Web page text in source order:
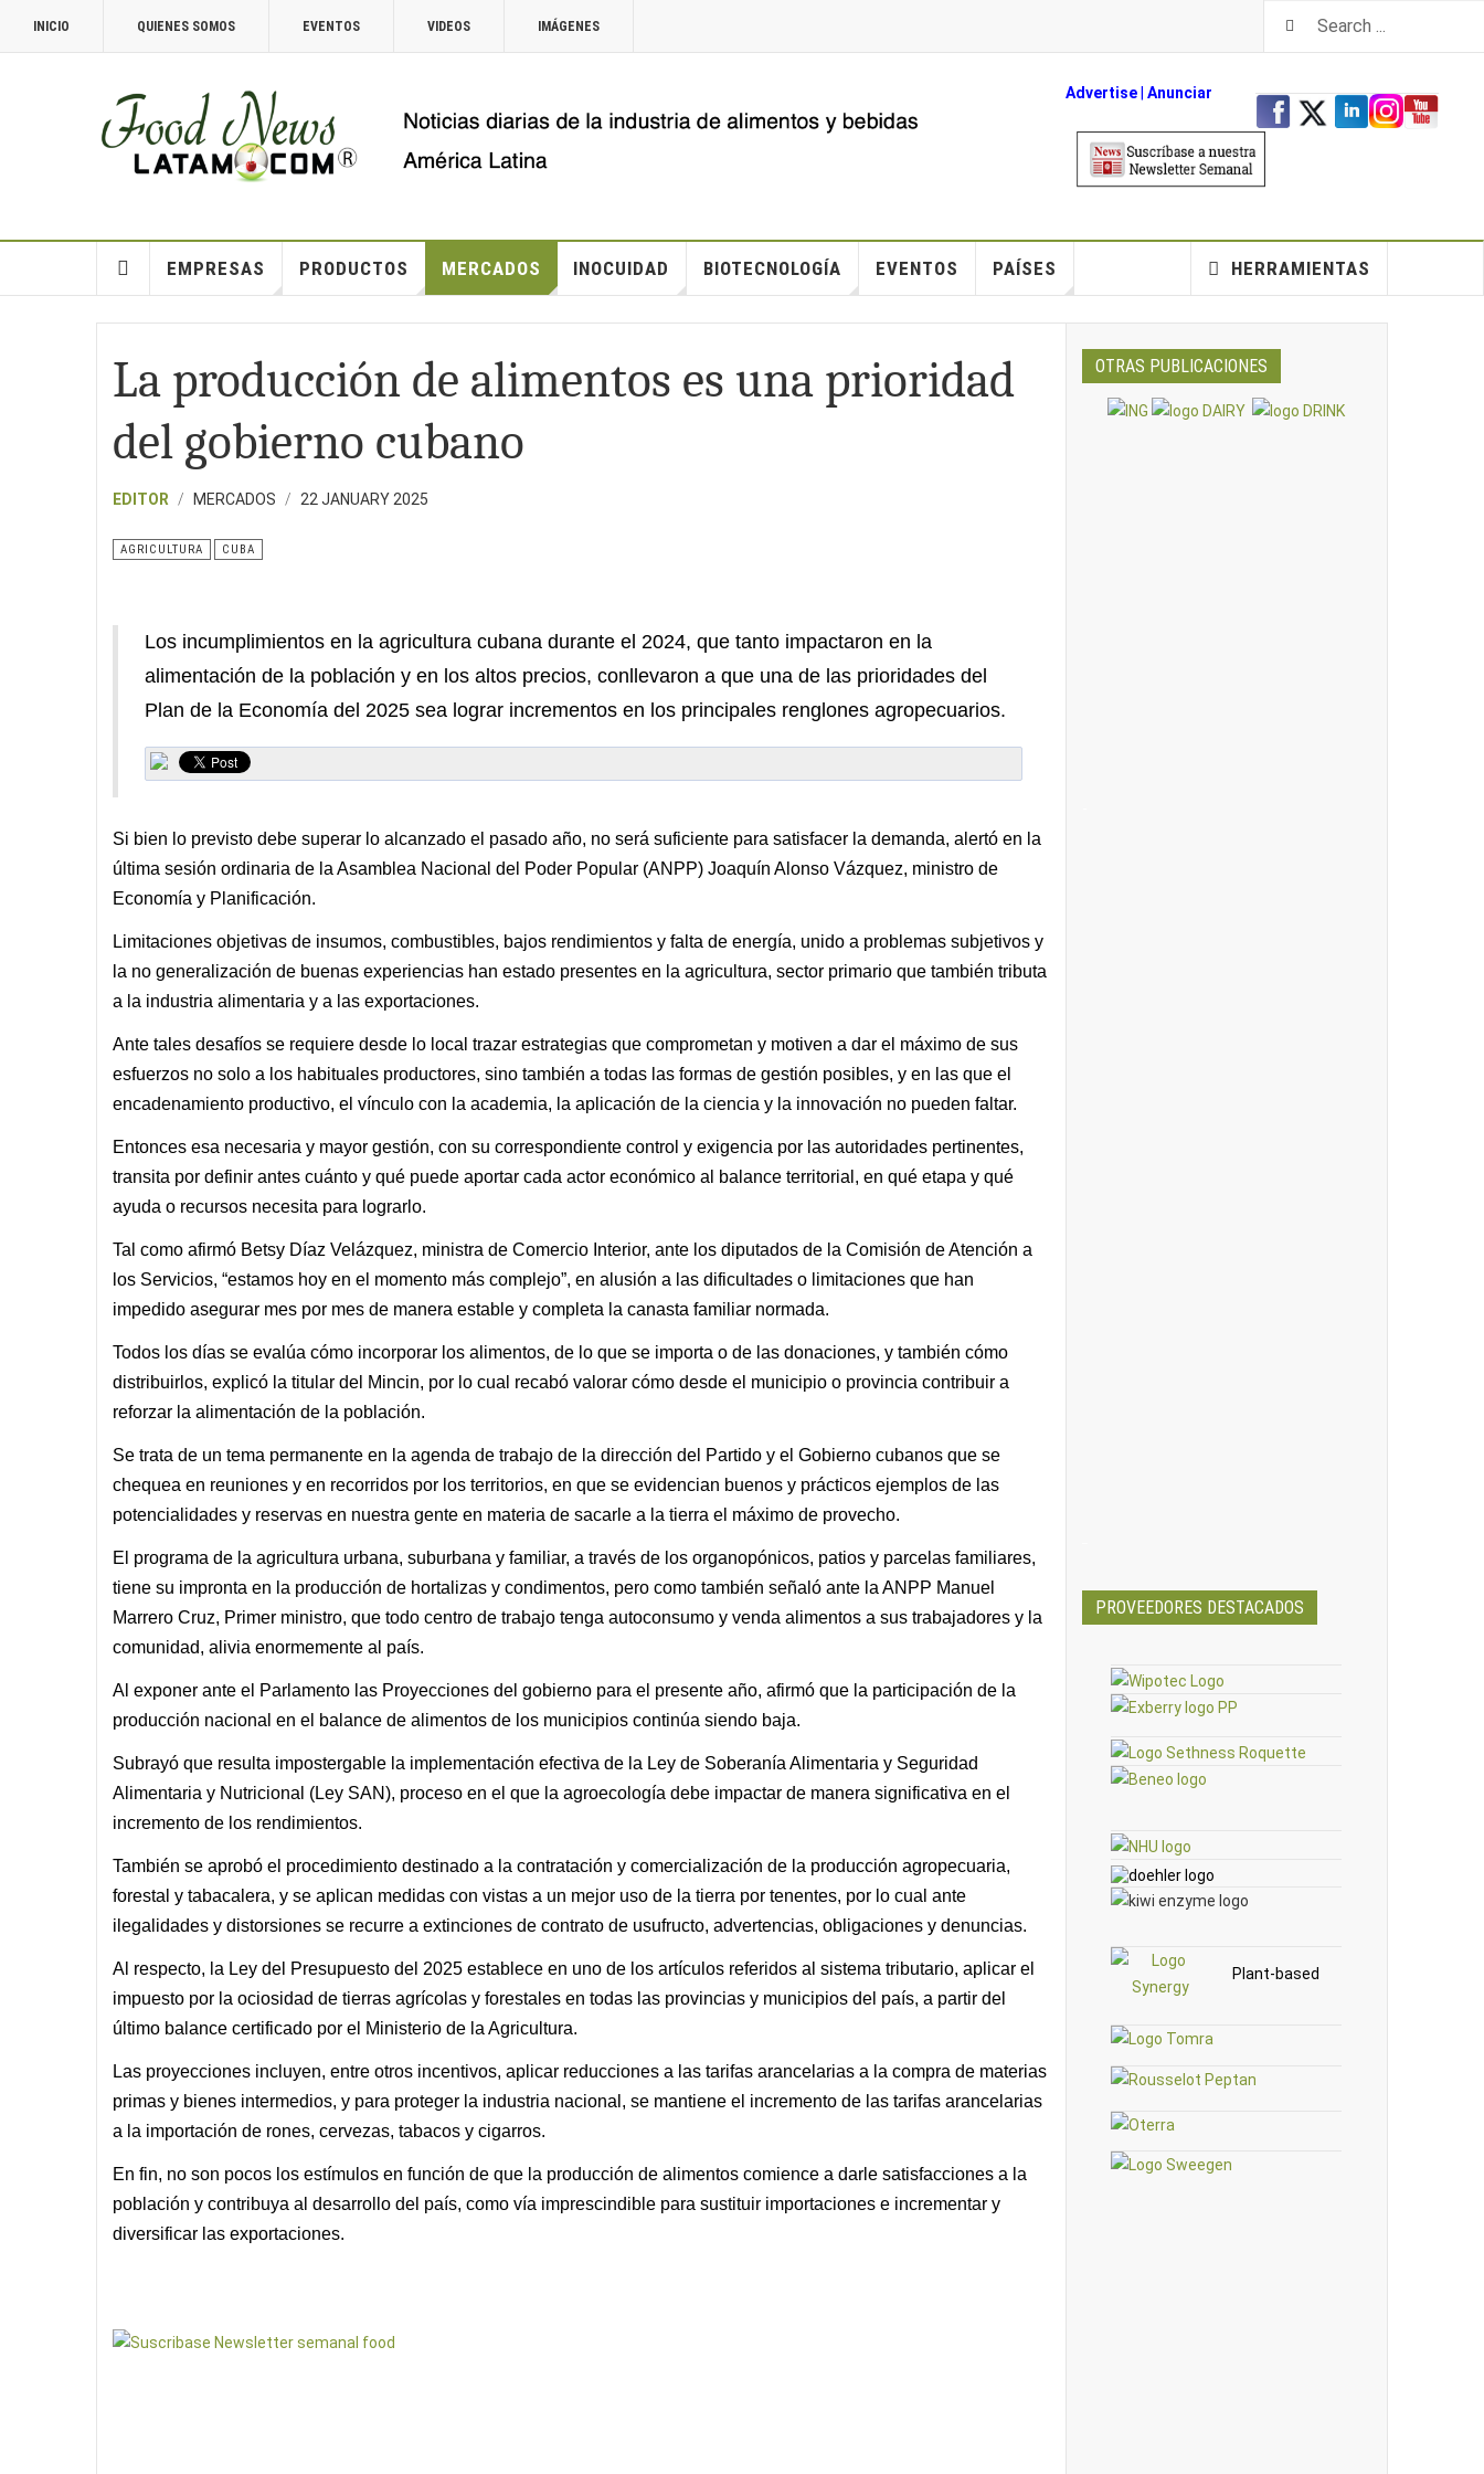
INICIO QUIENES SOMOS EVENTOS VIDEOS IMÁGENES
Advertise| Anunciar
EMPRESAS PRODUCTOS MERCADOS INOCUIDAD BIOTECNOLOGÍA EVENTOS PAÍSES HERRAMIENTAS
La producción de alimentos es una prioridad
del gobierno cubano
EDITOR MERCADOS 22 JANUARY 2025
AGRICULTURA CUBA
Los incumplimientos en la agricultura cubana durante el 2024, que tanto impactaron en la
alimentación de la población y en los altos precios, conllevaron a que una de las prioridades del
Plan de la Economía del 2025 sea lograr incrementos en los principales renglones agropecuarios.
Si bien lo previsto debe superar lo alcanzado el pasado año, no será suficiente para satisfacer la demanda, alertó en la
última sesión ordinaria de la Asamblea Nacional del Poder Popular (ANPP) Joaquín Alonso Vázquez, ministro de
Economía y Planificación.
Limitaciones objetivas de insumos, combustibles, bajos rendimientos y falta de energía, unido a problemas subjetivos y
la no generalización de buenas experiencias han estado presentes en la agricultura, sector primario que también tributa
a la industria alimentaria y a las exportaciones.
Ante tales desafíos se requiere desde lo local trazar estrategias que comprometan y motiven a dar el máximo de sus
esfuerzos no solo a los habituales productores, sino también a todas las formas de gestión posibles, y en las que el
encadenamiento productivo, el vínculo con la academia, la aplicación de la ciencia y la innovación no pueden faltar.
Entonces esa necesaria y mayor gestión, con su correspondiente control y exigencia por las autoridades pertinentes,
transita por definir antes cuánto y qué puede aportar cada actor económico al balance territorial, en qué etapa y qué
ayuda o recursos necesita para lograrlo.
Tal como afirmó Betsy Díaz Velázquez, ministra de Comercio Interior, ante los diputados de la Comisión de Atención a
los Servicios, “estamos hoy en el momento más complejo”, en alusión a las dificultades o limitaciones que han
impedido asegurar mes por mes de manera estable y completa la canasta familiar normada.
Todos los días se evalúa cómo incorporar los alimentos, de lo que se importa o de las donaciones, y también cómo
distribuirlos, explicó la titular del Mincin, por lo cual recabó valorar cómo desde el municipio o provincia contribuir a
reforzar la alimentación de la población.
Se trata de un tema permanente en la agenda de trabajo de la dirección del Partido y el Gobierno cubanos que se
chequea en reuniones y en recorridos por los territorios, en que se evidencian buenos y prácticos ejemplos de las
potencialidades y reservas en nuestra gente en materia de sacarle a la tierra el máximo de provecho.
El programa de la agricultura urbana, suburbana y familiar, a través de los organopónicos, patios y parcelas familiares,
tiene su impronta en la producción de hortalizas y condimentos, pero como también señaló ante la ANPP Manuel
Marrero Cruz, Primer ministro, que todo centro de trabajo tenga autoconsumo y venda alimentos a sus trabajadores y la
comunidad, alivia enormemente al país.
Al exponer ante el Parlamento las Proyecciones del gobierno para el presente año, afirmó que la participación de la
producción nacional en el balance de alimentos de los municipios continúa siendo baja.
Subrayó que resulta impostergable la implementación efectiva de la Ley de Soberanía Alimentaria y Seguridad
Alimentaria y Nutricional (Ley SAN), proceso en el que la agroecología debe impactar de manera significativa en el
incremento de los rendimientos.
También se aprobó el procedimiento destinado a la contratación y comercialización de la producción agropecuaria,
forestal y tabacalera, y se aplican medidas con vistas a un mejor uso de la tierra por tenentes, por lo cual ante
ilegalidades y distorsiones se recurre a extinciones de contrato de usufructo, advertencias, obligaciones y denuncias.
Al respecto, la Ley del Presupuesto del 2025 establece en uno de los artículos referidos al sistema tributario, aplicar el
impuesto por la ociosidad de tierras agrícolas y forestales en todas las provincias y municipios del país, a partir del
último balance certificado por el Ministerio de la Agricultura.
Las proyecciones incluyen, entre otros incentivos, aplicar reducciones a las tarifas arancelarias a la compra de materias
primas y bienes intermedios, y para proteger la industria nacional, se mantiene el incremento de las tarifas arancelarias
a la importación de rones, cervezas, tabacos y cigarros.
En fin, no son pocos los estímulos en función de que la producción de alimentos comience a darle satisfacciones a la
población y contribuya al desarrollo del país, como vía imprescindible para sustituir importaciones e incrementar y
diversificar las exportaciones.
OTRAS PUBLICACIONES
PROVEEDORES DESTACADOS
Plant-based